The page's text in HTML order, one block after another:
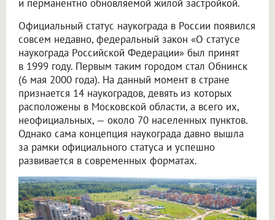
и перманентно обновляемой жилой застройкой.
Официальный статус наукограда в России появился
совсем недавно, федеральный закон «О статусе
наукограда Российской Федерации» был принят
в 1999 году. Первым таким городом стал Обнинск
(6 мая 2000 года). На данный момент в стране
признается 14 наукоградов, девять из которых
расположены в Московской области, а всего их,
неофициальных, — около 70 населенных пунктов.
Однако сама концепция наукограда давно вышла
за рамки официального статуса и успешно
развивается в современных форматах.